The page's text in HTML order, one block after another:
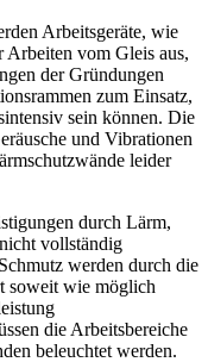
Arbeitsgeräte, wie
vom Gleis aus,
der Gründungen
zum Einsatz,
sein können. Die
und Vibrationen
leider
durch Lärm,
vollständig
werden durch die
soweit wie möglich
die Arbeitsbereiche
beleuchtet werden.